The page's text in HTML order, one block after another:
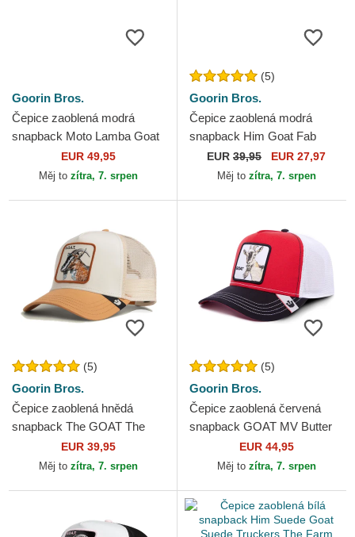
Goorin Bros.
Čepice zaoblená modrá
snapback Moto Lamba Goat
The Farm Goorin Bros.
EUR 49,95
Měj to zítra, 7. srpen
(5)
Goorin Bros.
Čepice zaoblená modrá
snapback Him Goat Fab
Farm The Farm Goorin Bros.
EUR 39,95 EUR 27,97
Měj to zítra, 7. srpen
(5)
Goorin Bros.
Čepice zaoblená hnědá
snapback The GOAT The
Farm Goorin Bros.
EUR 39,95
Měj to zítra, 7. srpen
(5)
Goorin Bros.
Čepice zaoblená červená
snapback GOAT MV Butter
The Farm MVP The Farm
Goorin Bros.
EUR 44,95
Měj to zítra, 7. srpen